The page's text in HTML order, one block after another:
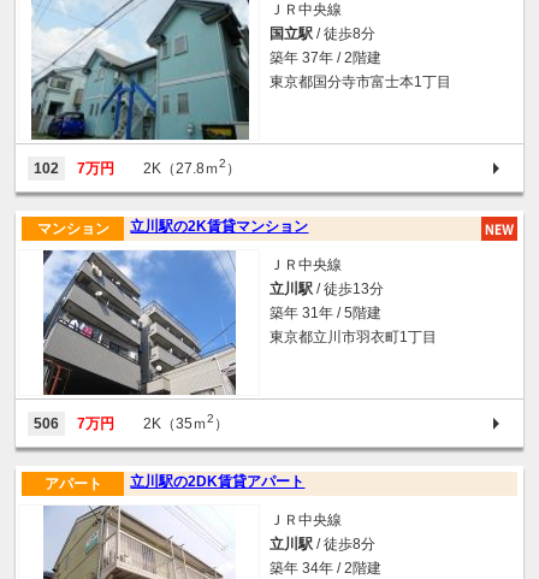
ＪＲ中央線
国立駅 / 徒歩8分
築年 37年 / 2階建
東京都国分寺市富士本1丁目
102 7万円 2K（27.8ｍ2 ）
立川駅の2K賃貸マンション
マンション
ＪＲ中央線
立川駅 / 徒歩13分
築年 31年 / 5階建
東京都立川市羽衣町1丁目
506 7万円 2K（35ｍ2 ）
立川駅の2DK賃貸アパート
アパート
ＪＲ中央線
立川駅 / 徒歩8分
築年 34年 / 2階建